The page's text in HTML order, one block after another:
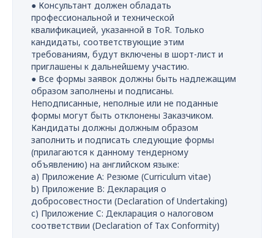
● Консультант должен обладать
профессиональной и технической
квалификацией, указанной в ToR. Только
кандидаты, соответствующие этим
требованиям, будут включены в шорт-лист и
приглашены к дальнейшему участию.
● Все формы заявок должны быть надлежащим
образом заполнены и подписаны.
Неподписанные, неполные или не поданные
формы могут быть отклонены Заказчиком.
Кандидаты должны должным образом
заполнить и подписать следующие формы
(прилагаются к данному тендерному
объявлению) на английском языке:
a) Приложение A: Резюме (Curriculum vitae)
b) Приложение B: Декларация о
добросовестности (Declaration of Undertaking)
c) Приложение C: Декларация о налоговом
соответствии (Declaration of Tax Conformity)